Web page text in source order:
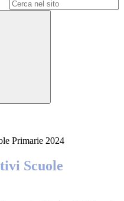
Primarie 2024
Scuole